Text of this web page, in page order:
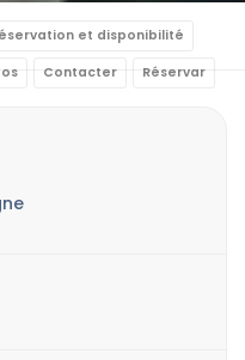
et disponibilité
Contacter Réservar